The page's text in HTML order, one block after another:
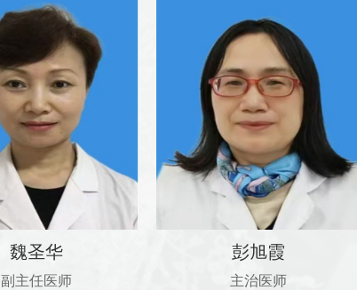
魏圣华
副主任医师
彭旭霞
主治医师